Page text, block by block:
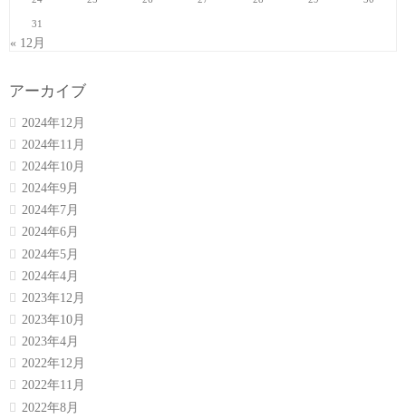
31
« 12月
アーカイブ
2024年12月
2024年11月
2024年10月
2024年9月
2024年7月
2024年6月
2024年5月
2024年4月
2023年12月
2023年10月
2023年4月
2022年12月
2022年11月
2022年8月